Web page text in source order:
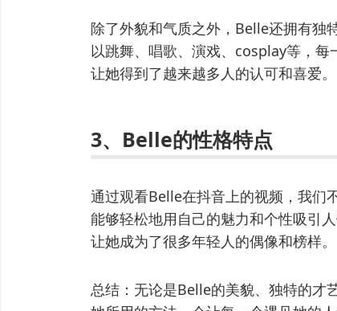
除了外貌和气质之外，Belle还拥有独
以跳舞、唱歌、演戏、cosplay等，
让她得到了越来越多人的认可和喜爱。
3、Belle的性格特点
通过观看Belle在抖音上的视频，我们
能够轻松地用自己的魅力和个性吸引
让她成为了很多年轻人的偶像和榜样。
总结：无论是Belle的美貌、独特的才